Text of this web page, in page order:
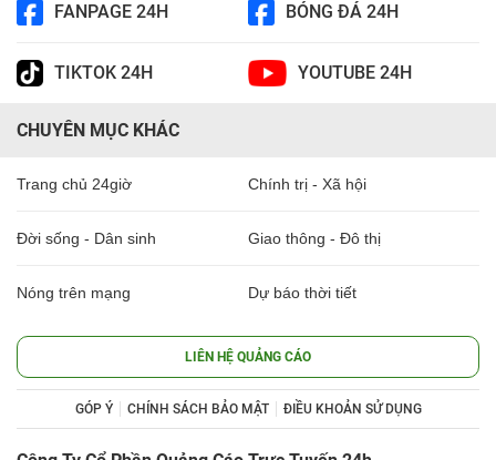
FANPAGE 24H BÓNG ĐÁ 24H
TIKTOK 24H YOUTUBE 24H
CHUYÊN MỤC KHÁC
Trang chủ 24giờ Chính trị - Xã hội
Đời sống - Dân sinh Giao thông - Đô thị
Nóng trên mạng Dự báo thời tiết
LIÊN HỆ QUẢNG CÁO
GÓP Ý CHÍNH SÁCH BẢO MẬT ĐIỀU KHOẢN SỬ DỤNG